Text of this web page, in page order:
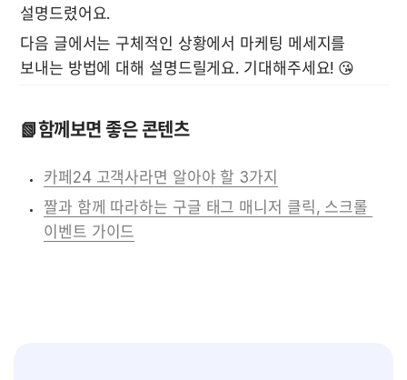
설명드렸어요.
다음 글에서는 구체적인 상황에서 마케팅 메세지를
보내는 방법에 대해 설명드릴게요. 기대해주세요! 😘
📗함께보면 좋은 콘텐츠
카페24 고객사라면 알아야 할 3가지
짤과 함께 따라하는 구글 태그 매니저 클릭, 스크롤
이벤트 가이드